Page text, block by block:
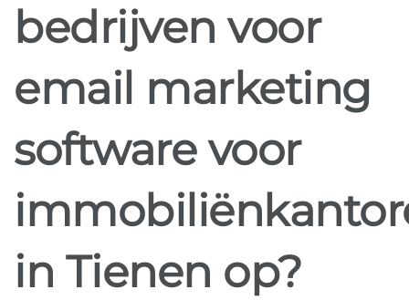
bedrijven voor
email marketing
software voor
in Tienen op?